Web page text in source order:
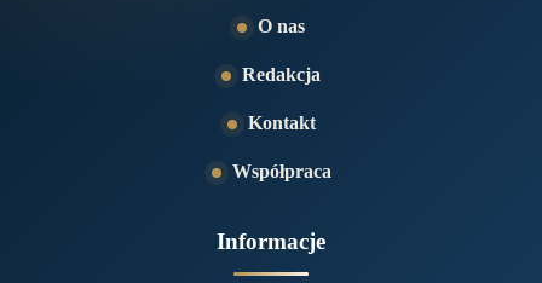
O nas
Redakcja
Kontakt
Współpraca
Informacje